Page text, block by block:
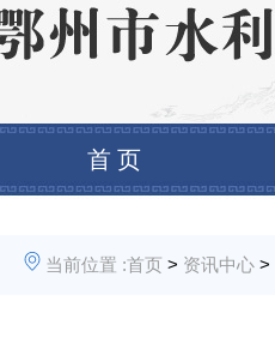
首 页
当前位置 :首页 > 资讯中心 >